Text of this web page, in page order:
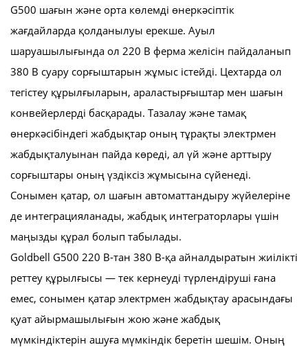
G500 шағын және орта көлемді өнеркәсіптік
жағдайларда қолданылуы ерекше. Ауыл
шаруашылығында ол 220 В ферма желісін пайдаланып
380 В суару сорғыштарын жұмыс істейді. Цехтарда ол
тегістеу құрылғыларын, араластырғыштар мен шағын
конвейерлерді басқарады. Тазалау және тамақ
өнеркәсібіндегі жабдықтар оның тұрақты электрмен
жабдықталуынан пайда көреді, ал үй және арттыру
сорғыштары оның үздіксіз жұмысына сүйенеді.
Сонымен қатар, ол шағын автоматтандыру жүйелеріне
де интеграцияланады, жабдық интеграторлары үшін
маңызды құрал болып табылады.
Goldbell G500 220 В-тан 380 В-қа айналдыратын жиілікті
реттеу құрылғысы — тек кернеуді түрлендіруші ғана
емес, сонымен қатар электрмен жабдықтау арасындағы
қуат айырмашылығын жою және жабдық
мүмкіндіктерін ашуға мүмкіндік беретін шешім. Оның